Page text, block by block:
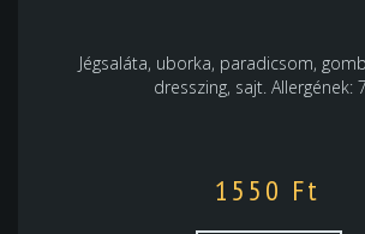
Jégsaláta, uborka, paradicsom,
dresszing, sajt. Allergének:
1550 Ft